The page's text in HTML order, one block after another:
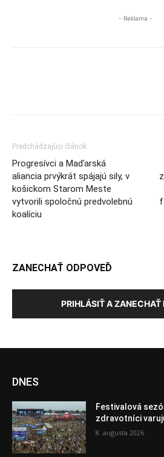
- Reklama -
Predchádzajúci článok
Progresívci a Maďarská
aliancia prvýkrát spájajú sily, v
košickom Starom Meste
vytvorili spoločnú predvolebnú
koalíciu
ZANECHAŤ ODPOVEĎ
PRIHLÁSIŤ A ZANECHAŤ
DNES
Festivalová
zdravotníci
8. augusta 2026